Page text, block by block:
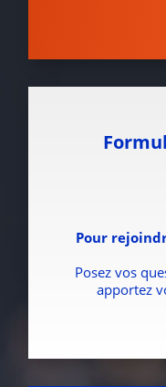
Pour
Posez vos
apportez